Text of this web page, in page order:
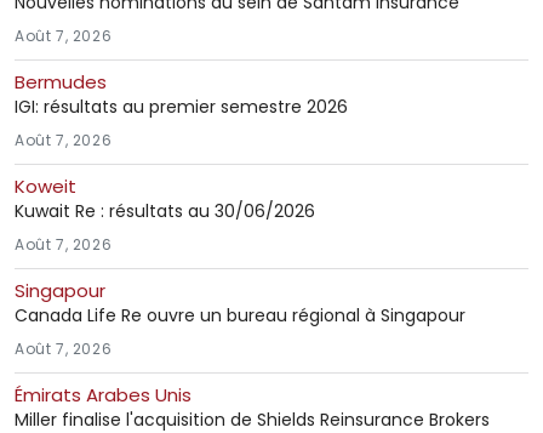
Août 7, 2026
Bermudes
IGI: résultats au premier semestre 2026
Août 7, 2026
Koweit
Kuwait Re : résultats au 30/06/2026
Août 7, 2026
Singapour
Canada Life Re ouvre un bureau régional à Singapour
Août 7, 2026
Émirats Arabes Unis
Miller finalise l'acquisition de Shields Reinsurance Brokers